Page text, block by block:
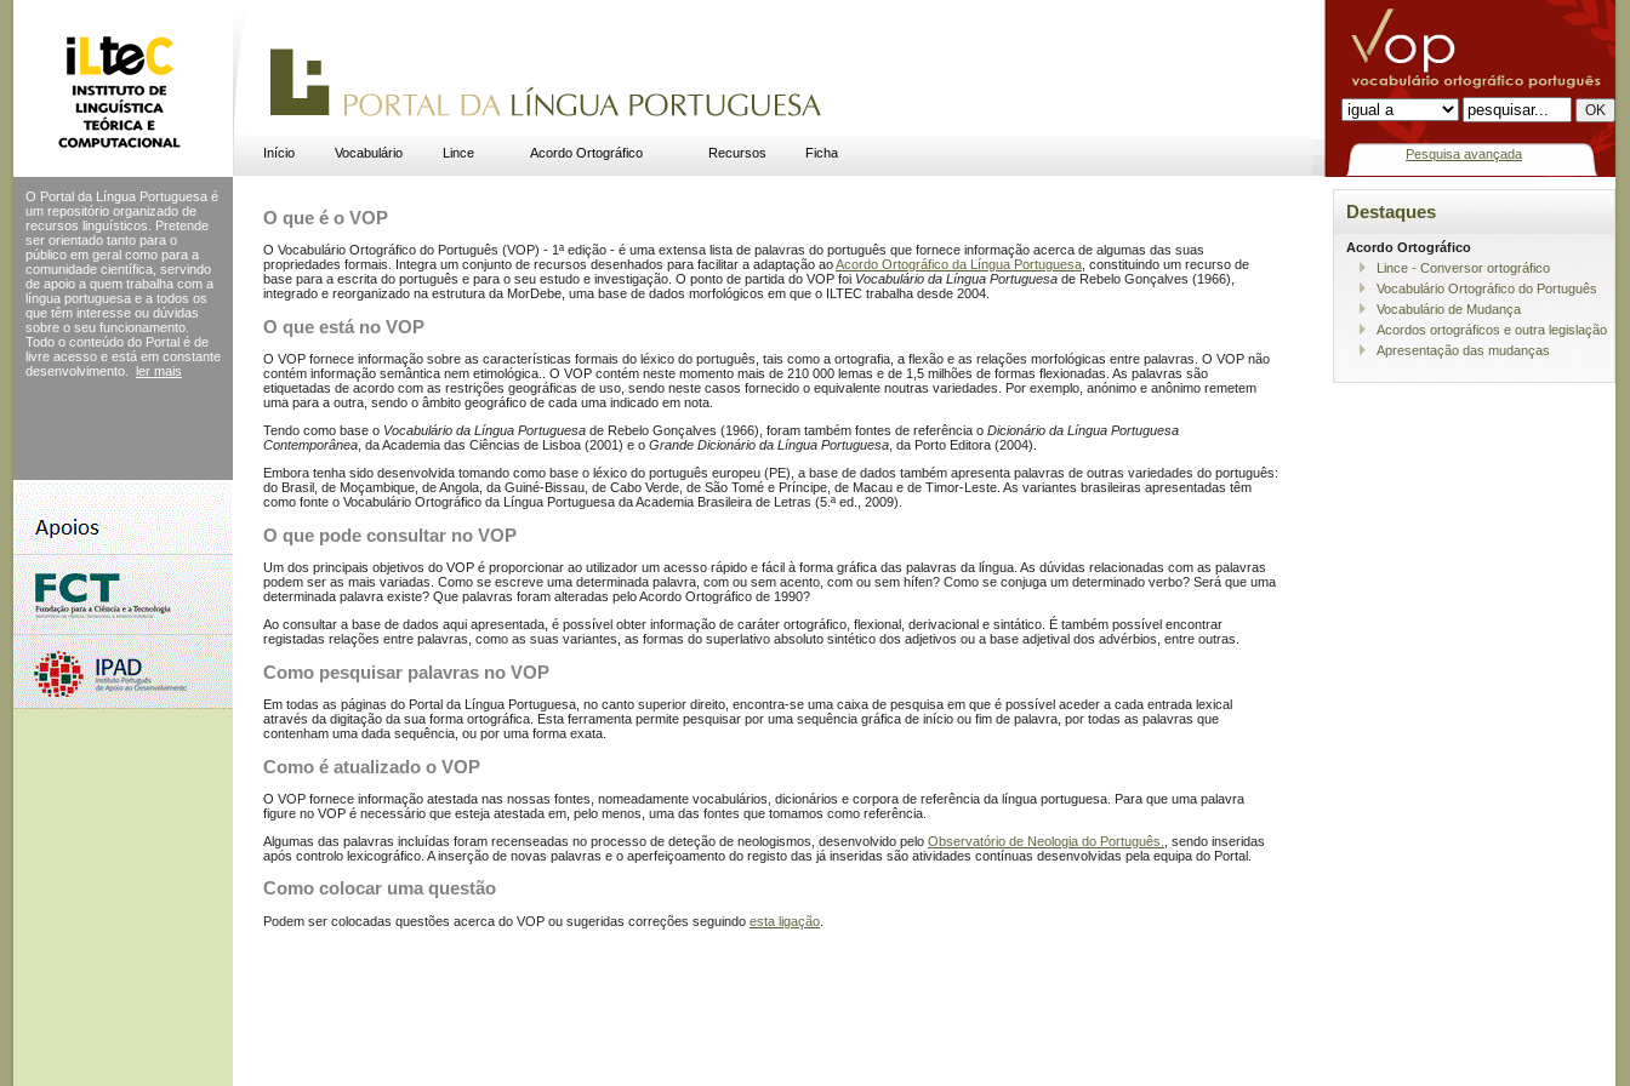
Início Vocabulário Lince Acordo Ortográfico Recursos Ficha Pesquisa avançada
O Portal da Língua Portuguesa é
um repositório organizado de
recursos linguísticos. Pretende
ser orientado tanto para o
público em geral como para a
comunidade científica, servindo
de apoio a quem trabalha com a
língua portuguesa e a todos os
que têm interesse ou dúvidas
sobre o seu funcionamento.
Todo o conteúdo do Portal é de
livre acesso e está em constante
desenvolvimento.
ler mais
O que é o VOP
O Vocabulário Ortográfico do Português (VOP) - 1ª edição - é uma extensa lista de palavras do português que fornece informação acerca de algumas das suas
propriedades formais. Integra um conjunto de recursos desenhados para facilitar a adaptação aoAcordo Ortográfico da Língua Portuguesa, constituindo um recurso de
base para a escrita do português e para o seu estudo e investigação. O ponto de partida do VOP foi Vocabulário da Língua Portuguesa de Rebelo Gonçalves (1966),
integrado e reorganizado na estrutura da MorDebe, uma base de dados morfológicos em que o ILTEC trabalha desde 2004.
O que está no VOP
O VOP fornece informação sobre as características formais do léxico do português, tais como a ortografia, a flexão e as relações morfológicas entre palavras. O VOP não
contém informação semântica nem etimológica.. O VOP contém neste momento mais de 210 000 lemas e de 1,5 milhões de formas flexionadas. As palavras são
etiquetadas de acordo com as restrições geográficas de uso, sendo neste casos fornecido o equivalente noutras variedades. Por exemplo, anónimo e anônimo remetem
uma para a outra, sendo o âmbito geográfico de cada uma indicado em nota.
Tendo como base o Vocabulário da Língua Portuguesa de Rebelo Gonçalves (1966), foram também fontes de referência o Dicionário da Língua Portuguesa
Contemporânea , da Academia das Ciências de Lisboa (2001) e o Grande Dicionário da Língua Portuguesa , da Porto Editora (2004).
Embora tenha sido desenvolvida tomando como base o léxico do português europeu (PE), a base de dados também apresenta palavras de outras variedades do português:
do Brasil, de Moçambique, de Angola, da Guiné-Bissau, de Cabo Verde, de São Tomé e Príncipe, de Macau e de Timor-Leste. As variantes brasileiras apresentadas têm
como fonte o Vocabulário Ortográfico da Língua Portuguesa da Academia Brasileira de Letras (5.ª ed., 2009).
O que pode consultar no VOP
Um dos principais objetivos do VOP é proporcionar ao utilizador um acesso rápido e fácil à forma gráfica das palavras da língua. As dúvidas relacionadas com as palavras
podem ser as mais variadas. Como se escreve uma determinada palavra, com ou sem acento, com ou sem hífen? Como se conjuga um determinado verbo? Será que uma
determinada palavra existe? Que palavras foram alteradas pelo Acordo Ortográfico de 1990?
Ao consultar a base de dados aqui apresentada, é possível obter informação de caráter ortográfico, flexional, derivacional e sintático. É também possível encontrar
registadas relações entre palavras, como as suas variantes, as formas do superlativo absoluto sintético dos adjetivos ou a base adjetival dos advérbios, entre outras.
Como pesquisar palavras no VOP
Em todas as páginas do Portal da Língua Portuguesa, no canto superior direito, encontra-se uma caixa de pesquisa em que é possível aceder a cada entrada lexical
através da digitação da sua forma ortográfica. Esta ferramenta permite pesquisar por uma sequência gráfica de início ou fim de palavra, por todas as palavras que
contenham uma dada sequência, ou por uma forma exata.
Como é atualizado o VOP
O VOP fornece informação atestada nas nossas fontes, nomeadamente vocabulários, dicionários e corpora de referência da língua portuguesa. Para que uma palavra
figure no VOP é necessário que esteja atestada em, pelo menos, uma das fontes que tomamos como referência.
Algumas das palavras incluídas foram recenseadas no processo de deteção de neologismos, desenvolvido pelo Observatório de Neologia do Português.
, sendo inseridas
após controlo lexicográfico. A inserção de novas palavras e o aperfeiçoamento do registo das já inseridas são atividades contínuas desenvolvidas pela equipa do Portal.
Como colocar uma questão
Podem ser colocadas questões acerca do VOP ou sugeridas correções seguindo esta ligação
Destaques
Acordo Ortográfico
Lince - Conversor ortográfico
Vocabulário Ortográfico do Português
Vocabulário de Mudança
Acordos ortográficos e outra legislação
Apresentação das mudanças